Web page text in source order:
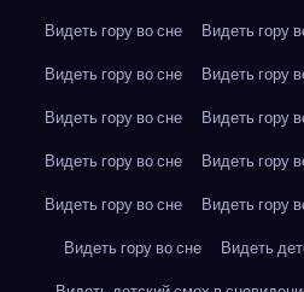
Видеть гору во сне
Видеть гору
Видеть гору во сне
Видеть гору
Видеть гору во сне
Видеть гору
Видеть гору во сне
Видеть гору
Видеть гору во сне
Видеть гору
Видеть гору во сне
Видеть